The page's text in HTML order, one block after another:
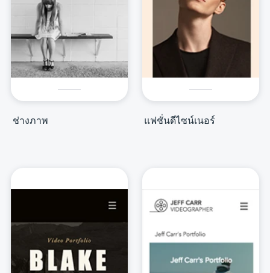
ช่างภาพ แฟชั่นดีไซน์เนอร์